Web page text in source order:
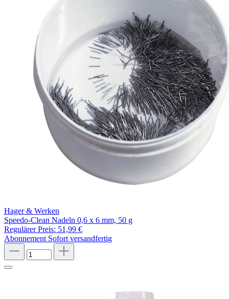
Hager & Werken
Speedo-Clean Nadeln 0,6 x 6 mm, 50 g
Regulärer Preis: 51,99 €
Abonnement Sofort versandfertig